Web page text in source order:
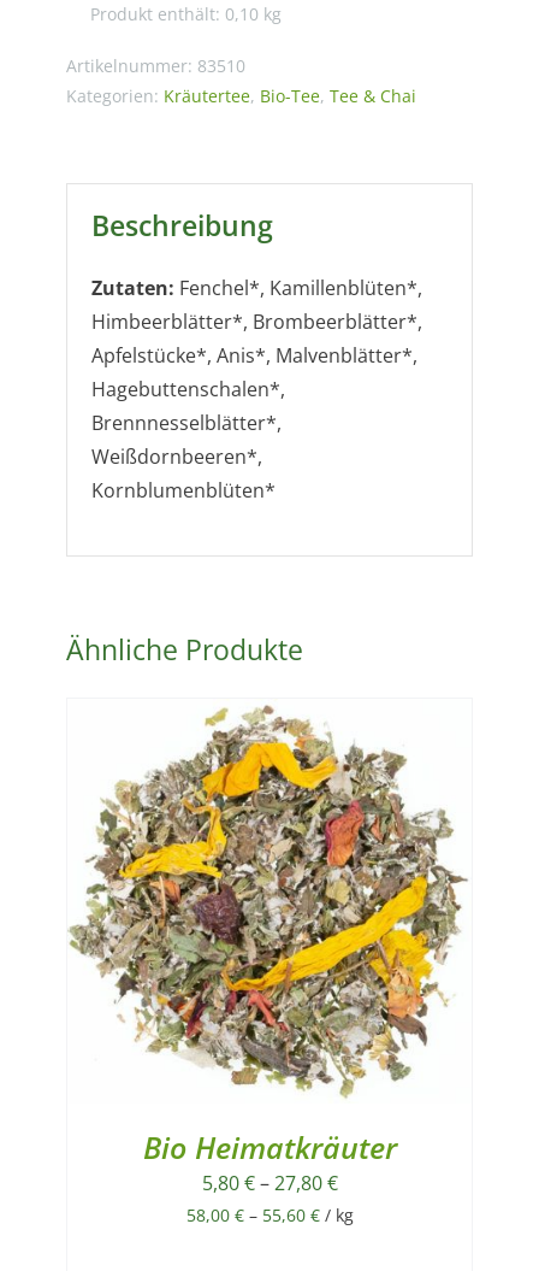
Produkt enthält: 0,10 kg
Artikelnummer: 83510
Kategorien: Kräutertee, Bio-Tee, Tee & Chai
Beschreibung
Zutaten: Fenchel*, Kamillenblüten*,
Himbeerblätter*, Brombeerblätter*,
Apfelstücke*, Anis*, Malvenblätter*,
Hagebuttenschalen*,
Brennnesselblätter*,
Weißdornbeeren*,
Kornblumenblüten*
Ähnliche Produkte
Bio Heimatkräuter
5,80€–27,80€
58,00 €– 55,60 €/ kg